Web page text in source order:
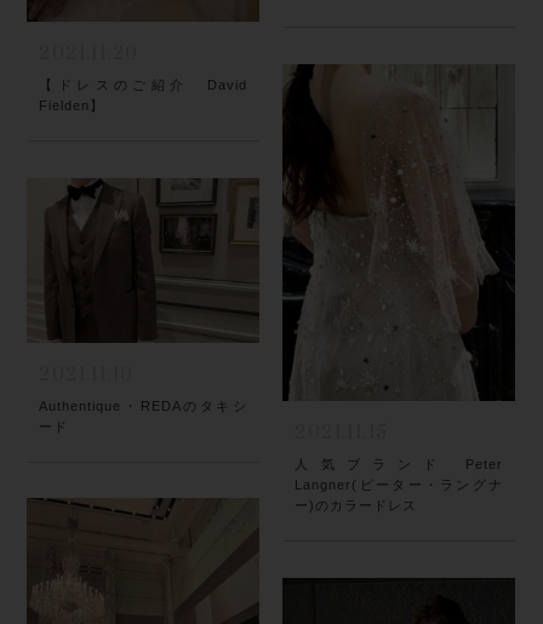
【ドレスのご紹介 David
Fielden】
人気ブランド Peter
Langner(ピーター・ラングナ
ー)のカラードレス
Authentique・REDAのタキシ
ード